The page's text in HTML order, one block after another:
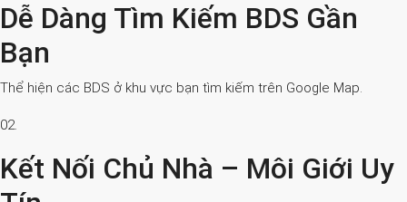
Dễ Dàng Tìm Kiếm BDS Gần
Bạn
Thể hiện các BDS ở khu vực bạn tìm kiếm trên Google Map.
02.
Kết Nối Chủ Nhà – Môi Giới Uy